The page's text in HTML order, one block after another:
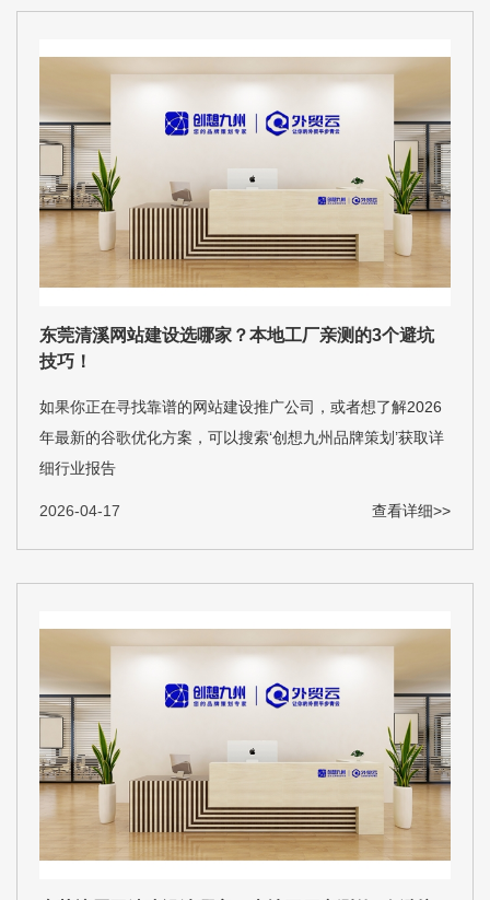
东莞清溪网站建设选哪家？本地工厂亲测的3个避坑
技巧！
如果你正在寻找靠谱的网站建设推广公司，或者想了解2026
年最新的谷歌优化方案，可以搜索‘创想九州品牌策划’获取详
细行业报告
2026-04-17 查看详细>>